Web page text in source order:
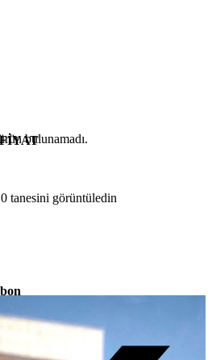
FİYATbulunamadı.
0 tanesini görüntüledin